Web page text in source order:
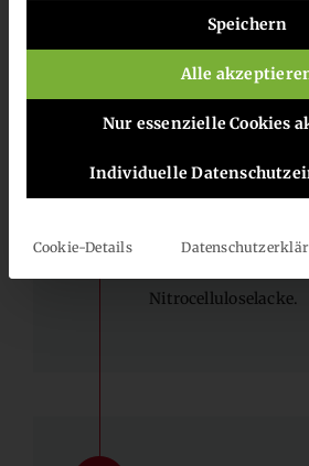
Chemiker Heinrich
Farbenfabrik in
der Stadt Bielefeld.
befand sich im
wurden
Nitrocelluloselacke.
Speichern
Alle
Nur essenzielle Cookies
Individuelle
Cookie-Details